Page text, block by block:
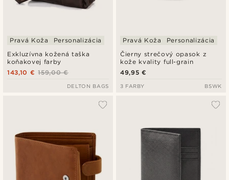
Exkluzívna kožená taška
koňakovej farby
Pravá Koža Personalizácia
159,00 €
143,10 €
DELTON BAGS
Čierny strečový opasok z
kože kvality full-grain
Pravá Koža Personalizácia
49,95 €
3 FARBY BSWK